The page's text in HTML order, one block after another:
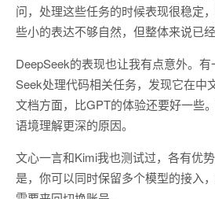
问，处理这些任务的时候表现很稳定
些小的表达不够自然，但整体来说已经
DeepSeek的表现也让我有点意外。
Seek处理代码相关任务，发现它在中
文档方面，比GPT的体验还要好一些
语境理解更深的原因。
文心一言和Kimi我也测试过，各有优
是，你可以同时保留多个模型的接入